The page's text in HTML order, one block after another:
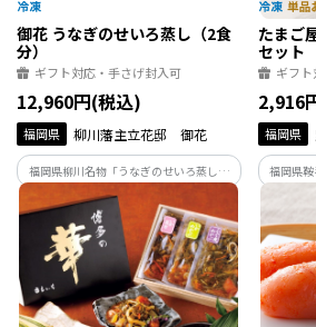
御花 うなぎのせいろ蒸し（2食
分）
ギフト対応・手さげ封入可
12,960円(税込)
福岡県 柳川藩主立花邸 御花
福岡県柳川名物「うなぎのせいろ蒸し」
は鰻の蒲焼とタレの染み込んだご飯をふ
っくらと蒸し上げるのが特徴です。料亭の
上品な味わいのせいろ蒸しをご家庭でも
電子レンジで温めるだけで楽しめます。
たまご
セッ
ギフ
2,916
福岡県
福岡県
「味宝卵
材一つ
ティー豊